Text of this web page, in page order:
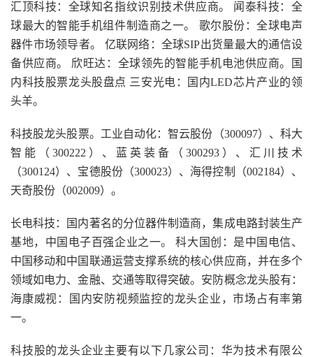
汇顶科技：全球知名指纹识别技术供应商。 闻泰科技：全
球最大的智能手机组件制造商之一。 歌尔股份：全球电声
器件市场领导者。 亿联网络：全球SIP出货量最大的通信设
备供应商。 欣旺达：全球领先的智能手机电池供应商。国
内科技股票龙头股盘点 三安光电：国内LED芯片产业的领
头羊。
科技股龙头股票。工业自动化：智云股份（300097）、科大
智能（300222）、蓝英装备（300293）、汇川技术
（300124）、宝德股份（300023）、海得控制（002184）、
天奇股份（002009）。
长电科技：国内著名的分位器件制造商，集成电路封装生产
基地，中国电子百强企业之一。 科大国创：是中国电信、
中国移动和中国联通运营支撑系统的核心供应商，并在多个
领域如电力、金融、交通等取得突破。安防概念龙头股有：
海康威视：国内安防视频监控的龙头企业，市场占有率第
一。
科技股的龙头企业主要有以下几家公司：华为技术有限公